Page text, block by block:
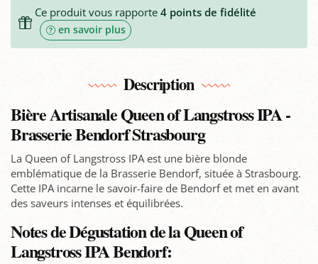
Ce produit vous rapporte 4points de fidélité
en savoir plus
Description
Bière Artisanale Queen of Langstross IPA -
Brasserie Bendorf Strasbourg
La Queen of Langstross IPA est une bière blonde
emblématique de la Brasserie Bendorf, située à Strasbourg.
Cette IPA incarne le savoir-faire de Bendorf et met en avant
des saveurs intenses et équilibrées.
Notes de Dégustation de la Queen of
Langstross IPA Bendorf: